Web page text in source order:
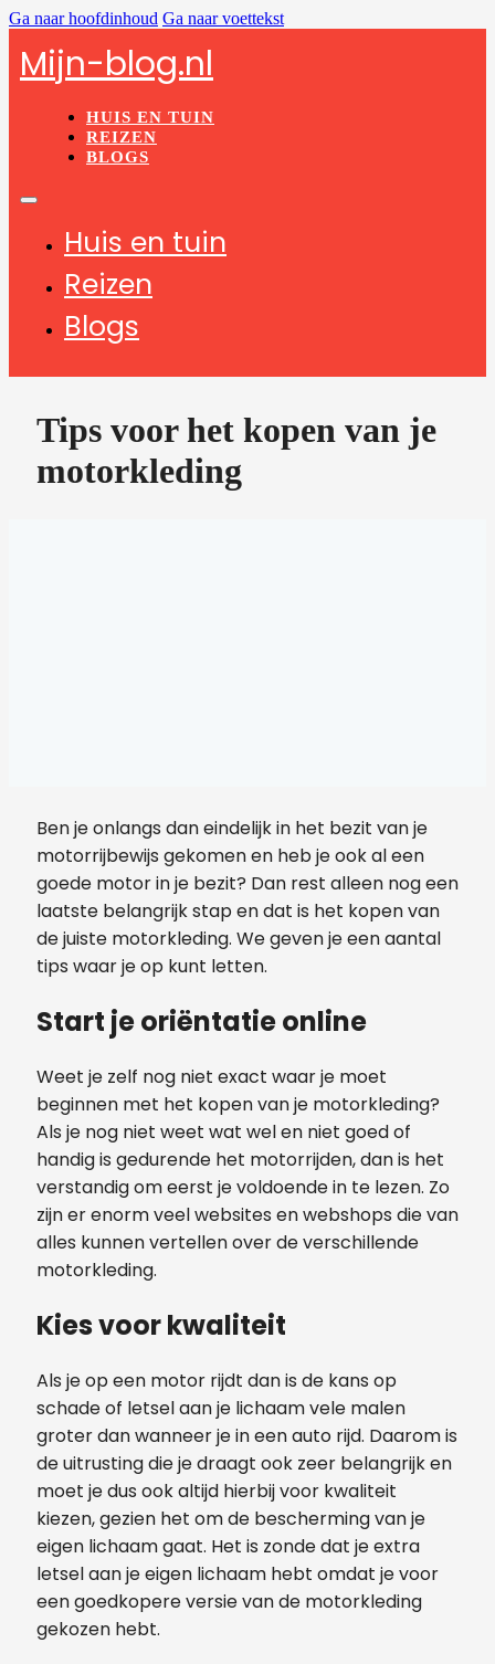
Ga naar hoofdinhoud Ga naar voettekst
Mijn-blog.nl
HUIS EN TUIN
REIZEN
BLOGS
Huis en tuin
Reizen
Blogs
Tips voor het kopen van je
motorkleding
Ben je onlangs dan eindelijk in het bezit van je
motorrijbewijs gekomen en heb je ook al een
goede motor in je bezit? Dan rest alleen nog een
laatste belangrijk stap en dat is het kopen van
de juiste motorkleding. We geven je een aantal
tips waar je op kunt letten.
Start je oriëntatie online
Weet je zelf nog niet exact waar je moet
beginnen met het kopen van je motorkleding?
Als je nog niet weet wat wel en niet goed of
handig is gedurende het motorrijden, dan is het
verstandig om eerst je voldoende in te lezen. Zo
zijn er enorm veel websites en webshops die van
alles kunnen vertellen over de verschillende
motorkleding.
Kies voor kwaliteit
Als je op een motor rijdt dan is de kans op
schade of letsel aan je lichaam vele malen
groter dan wanneer je in een auto rijd. Daarom is
de uitrusting die je draagt ook zeer belangrijk en
moet je dus ook altijd hierbij voor kwaliteit
kiezen, gezien het om de bescherming van je
eigen lichaam gaat. Het is zonde dat je extra
letsel aan je eigen lichaam hebt omdat je voor
een goedkopere versie van de motorkleding
gekozen hebt.